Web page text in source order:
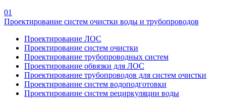
01
Проектирование систем очистки воды и трубопроводов
Проектирование ЛОС
Проектирование систем очистки
Проектирование трубопроводных систем
Проектирование обвязки для ЛОС
Проектирование трубопроводов для систем очистки
Проектирование систем водоподготовки
Проектирование систем рециркуляции воды